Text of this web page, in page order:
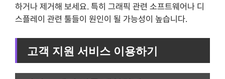
하거나 제거해 보세요. 특히 그래픽 관련 소프트웨어나 디
스플레이 관련 툴들이 원인이 될 가능성이 높습니다.
고객 지원 서비스 이용하기